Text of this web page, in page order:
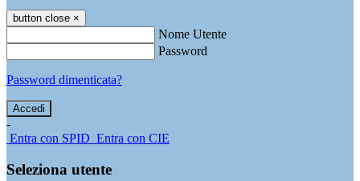
button close ×
Nome Utente
Password
Password dimenticata?
-
Entra con SPID Entra con CIE
Seleziona utente